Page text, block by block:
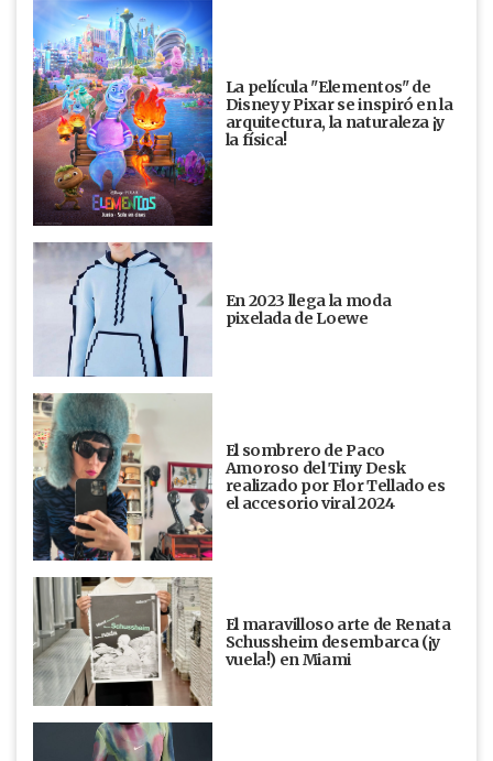
La película "Elementos" de
Disney y Pixar se inspiró en la
arquitectura, la naturaleza ¡y
la física!
En 2023 llega la moda
pixelada de Loewe
El sombrero de Paco
Amoroso del Tiny Desk
realizado por Flor Tellado es
el accesorio viral 2024
El maravilloso arte de Renata
Schussheim desembarca (¡y
vuela!) en Miami